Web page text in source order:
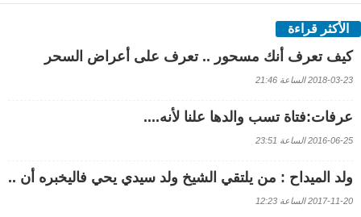
الأكثر قراءة
كيف تعرف أنك مسحور .. تعرف على أعراض السحر
2018-03-23 الساعة 21:46
عرفات:فتاة تسب والدها علنا لأنه....
2016-06-25 الساعة 23:51
ولد الميداح : من يلتقي الشيخ ولد سيدي يحي فاليخبره أن ..
2017-11-20 الساعة 12:23